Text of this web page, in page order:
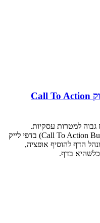
כפתור הנעה לפעולה חדש בפייסבוק Call To Action
גבוה למטרות עסקיות.
הוסיפו השבוע כפתור הנעה לפעולה (Call To Action Button) בדפי לייק
הדף להוסיף אופציה,
כלשהיא בדף.